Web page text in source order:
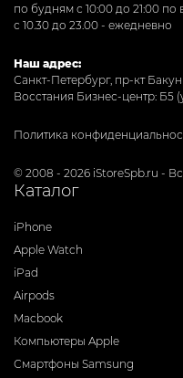
по будням с 10:00 до 21:00 по
с 10.30 до 23.00 - ежедневно
Наш адрес:
Санкт-Петербург, пр-кт
Восстания Бизнес-центр: Б5
Политика
© 2008 - 2026 iStoreSpb.ru -
Каталог
iPhone
Apple Watch
iPad
Airpods
Macbook
Компьютеры Apple
Смартфоны Samsung